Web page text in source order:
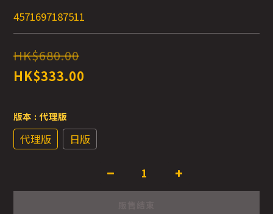
4571697187511
HK$680.00
HK$333.00
版本 : 代理版
代理版 日版